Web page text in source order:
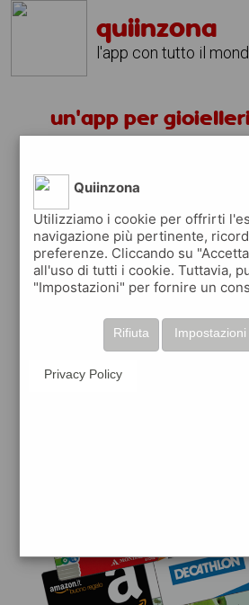
quiinzona
l'app con tutto il
un'app per
quiinzona è
gratuita
che ti aiuta se cerchi '
gioiellerie rosate ?'
volta che la usi
raccogli punti da
o gift card
per fare
Quiinzona
Utilizziamo i cookie per offrirti
navigazione più pertinente,
preferenze. Cliccando su
all'uso di tutti i cookie. Tuttavia,
"Impostazioni" per fornire un
Impostazioni
Rifiuta
Privacy Policy